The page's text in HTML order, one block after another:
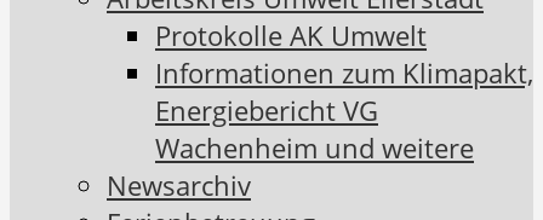
Protokolle AK Umwelt
Informationen zum Klimapakt,
Energiebericht VG
Wachenheim und weitere
Newsarchiv